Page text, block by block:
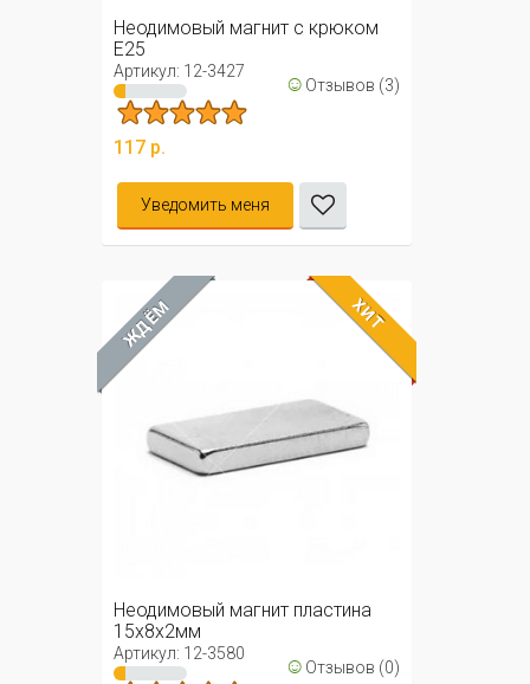
Неодимовый магнит с крюком
Е25
Артикул: 12-3427 ☺ Отзывов (3)
117 р.
Уведомить меня
ЖДЁМ ХИТ
Неодимовый магнит пластина
15х8х2мм
Артикул: 12-3580 ☺ Отзывов (0)